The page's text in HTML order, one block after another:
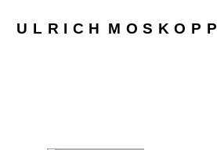
ULRICH MOSKOPP